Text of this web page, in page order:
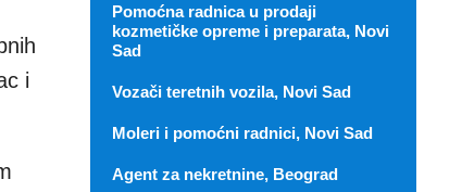
i
Pomoćna radnica u prodaji
kozmetičke opreme i preparata, Novi
Sad
Vozači teretnih vozila, Novi Sad
Moleri i pomoćni radnici, Novi Sad
Agent za nekretnine, Beograd